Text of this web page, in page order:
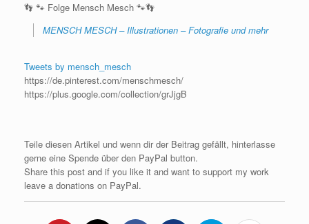
👣 🐾 Folge Mensch Mesch 🐾👣
MENSCH MESCH – Illustrationen – Fotografie und mehr
Tweets by mensch_mesch
https://de.pinterest.com/menschmesch/
https://plus.google.com/collection/grJjgB
Teile diesen Artikel und wenn dir der Beitrag gefällt, hinterlasse
gerne eine Spende über den PayPal button.
Share this post and if you like it and want to support my work
leave a donations on PayPal.